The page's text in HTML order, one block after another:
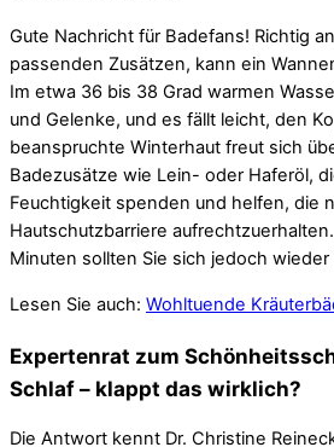
Gute Nachricht für Badefans! Richtig
passenden Zusätzen, kann ein
Im etwa 36 bis 38 Grad warmen
und Gelenke, und es fällt leicht, den
beanspruchte Winterhaut freut sich
Badezusätze wie Lein- oder Haferöl,
Feuchtigkeit spenden und helfen, die
Hautschutzbarriere
Minuten sollten Sie sich jedoch
Lesen Sie auch: Wohltuende
Expertenrat zum
Schlaf – klappt das wirklich?
Die Antwort kennt Dr. Christine